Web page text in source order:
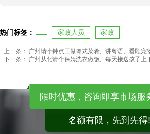
热门标签： 家政人员 家政
上一条：
广州请个钟点工做粤式菜肴、讲粤语、看顾宠
下一条：
广州从化请个保姆洗衣做饭、每天接送孩子上
限时优惠，咨询即享市场服
名额有限，先到先得!